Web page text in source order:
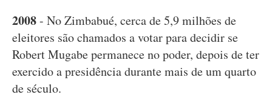
2008- No Zimbabué, cerca de 5,9 milhões de
eleitores são chamados a votar para decidir se
Robert Mugabe permanece no poder, depois de ter
exercido a presidência durante mais de um quarto
de século.